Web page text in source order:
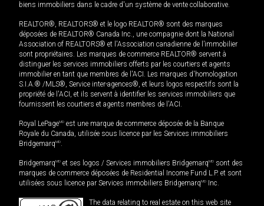
biens immobiliers dans le cadre d'un système de vente collaborative.
REALTOR®, REALTORS® et le logo REALTOR® sont des marques
déposées de REALTOR® Canada Inc., une compagnie dont la National
Association of REALTORS® et l'Association canadienne de l’immobilier
sont propriétaires. Les marques de commerce REALTOR® servent à
distinguer les services immobiliers offerts par les courtiers et agents
immobilier en tant que membres de l'ACI. Les marques d'homologation
S.I.A.® /MLS®, Service inter-agences®, et leurs logos respectifs sont la
propriété de l'ACI, et ils servent à identifier les services immobiliers que
fournissent les courtiers et agents membres de l'ACI.
Royal LePageMD est une marque de commerce déposée de la Banque
Royale du Canada, utilisée sous licence par les Services immobiliers
BridgemarqMD.
BridgemarqMD et ses logos / Services immobiliers BridgemarqMD sont des
marques de commerce déposées de Residential Income Fund L.P. et sont
utilisées sous licence par Services immobiliers BridgemarqMD Inc.
The data relating to real estate on this web site